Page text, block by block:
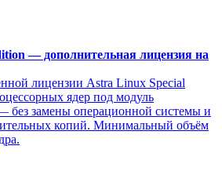
— дополнительная лицензия на
лицензии Astra Linux Special
ядер под модуль
замены операционной системы и
копий. Минимальный объём